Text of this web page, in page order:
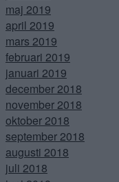
maj 2019
april 2019
mars 2019
februari 2019
januari 2019
december 2018
november 2018
oktober 2018
september 2018
augusti 2018
juli 2018